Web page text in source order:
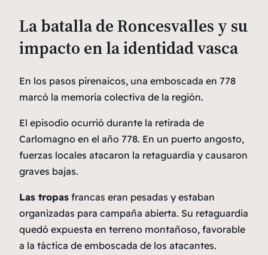
La batalla de Roncesvalles y su
impacto en la identidad vasca
En los pasos pirenaicos, una emboscada en 778
marcó la memoria colectiva de la región.
El episodio ocurrió durante la retirada de
Carlomagno en el año 778. En un puerto angosto,
fuerzas locales atacaron la retaguardia y causaron
graves bajas.
Las tropas francas eran pesadas y estaban
organizadas para campaña abierta. Su retaguardia
quedó expuesta en terreno montañoso, favorable
a la táctica de emboscada de los atacantes.